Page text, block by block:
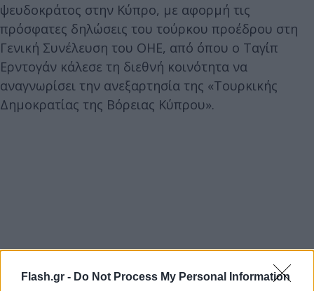
Flash.gr - Do Not Process My Personal Information
ψευδοκράτος στην Κύπρο, με αφορμή τις
πρόσφατες δηλώσεις του τούρκου προέδρου στη
Γενική Συνέλευση του ΟΗΕ, από όπου ο Ταγίπ
Ερντογάν κάλεσε τη διεθνή κοινότητα να
αναγνωρίσει την ανεξαρτησία της «Τουρκικής
Δημοκρατίας της Βόρειας Κύπρου».